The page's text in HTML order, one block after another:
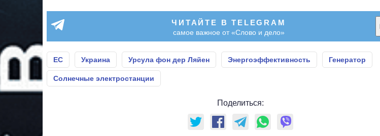
ЧИТАЙТЕ В TELEGRAM
самое важное от «Слово и дело»
ЕС Украина Урсула фон дер Ляйен Энергоэффективность Генератор
Солнечные электростанции
Поделиться: